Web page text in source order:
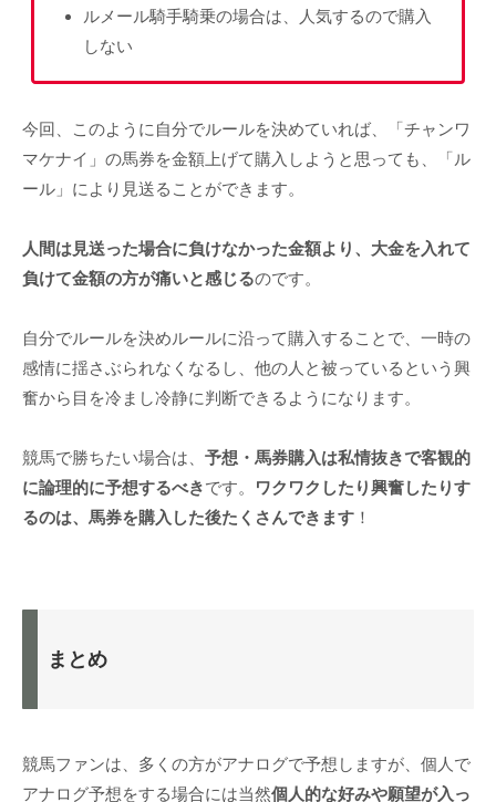
ルメール騎手騎乗の場合は、人気するので購入
しない
今回、このように自分でルールを決めていれば、「チャンワ
マケナイ」の馬券を金額上げて購入しようと思っても、「ル
ール」により見送ることができます。
人間は見送った場合に負けなかった金額より、大金を入れて
負けて金額の方が痛いと感じるのです。
自分でルールを決めルールに沿って購入することで、一時の
感情に揺さぶられなくなるし、他の人と被っているという興
奮から目を冷まし冷静に判断できるようになります。
競馬で勝ちたい場合は、 予想・馬券購入は私情抜きで客観的
に論理的に予想するべきです。
ワクワクしたり興奮したりす
るのは、馬券を購入した後たくさんできます ！
まとめ
競馬ファンは、多くの方がアナログで予想しますが、個人で
アナログ予想をする場合には当然個人的な好みや願望が入っ